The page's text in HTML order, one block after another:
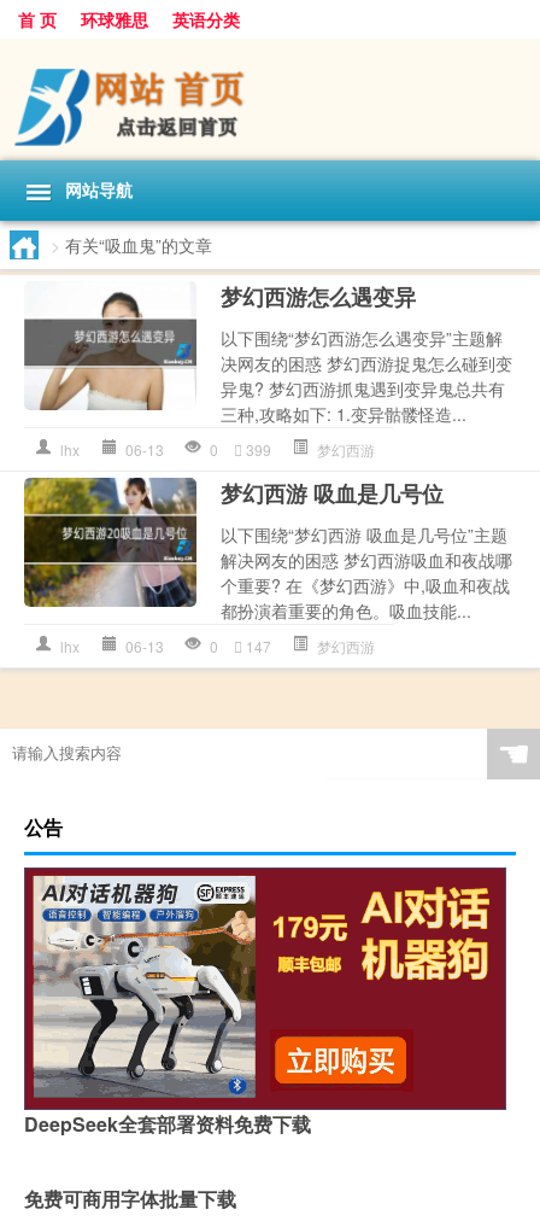
首 页 环球雅思 英语分类
网站导航
> 有关“吸血鬼”的文章
梦幻西游怎么遇变异
以下围绕“梦幻西游怎么遇变异”主题解
决网友的困惑 梦幻西游捉鬼怎么碰到变
异鬼? 梦幻西游抓鬼遇到变异鬼总共有
三种,攻略如下: 1.变异骷髅怪造...
lhx 06-13 0 399 梦幻西游
梦幻西游 吸血是几号位
以下围绕“梦幻西游 吸血是几号位”主题
解决网友的困惑 梦幻西游吸血和夜战哪
个重要? 在《梦幻西游》中,吸血和夜战
都扮演着重要的角色。吸血技能...
lhx 06-13 0 147 梦幻西游
☚
公告
DeepSeek全套部署资料免费下载
免费可商用字体批量下载